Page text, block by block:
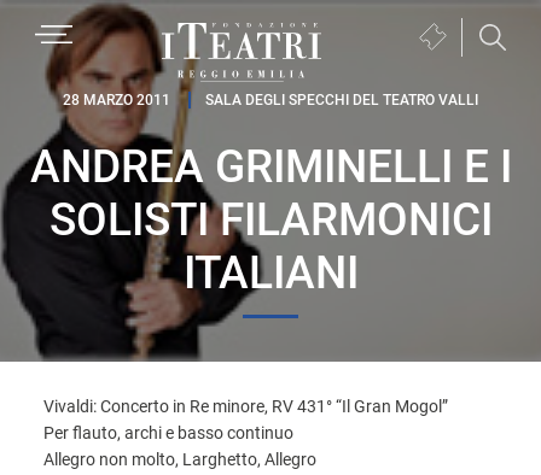
navigazione
primaria
contenuto
principale
pagina
MENU
Fondazione
Teatri
Reggio
Emilia
Biglietteria
apre
una
finestra)
28 MARZO 2011 SALA DEGLI SPECCHI DEL TEATRO VALLI
ANDREA GRIMINELLI E I
SOLISTI FILARMONICI
ITALIANI
Vivaldi: Concerto in Re minore, RV 431° “Il Gran Mogol”
Per flauto, archi e basso continuo
Allegro non molto, Larghetto, Allegro